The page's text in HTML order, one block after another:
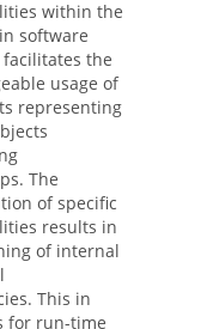
within the
software
the
usage of
representing
The
of specific
results in
of internal
This in
for run-time